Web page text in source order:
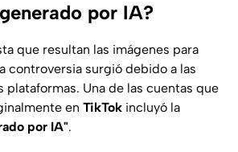
por IA?
que resultan las imágenes para
controversia surgió debido a las
plataformas. Una de las cuentas que
en TikTok incluyó la
por IA".